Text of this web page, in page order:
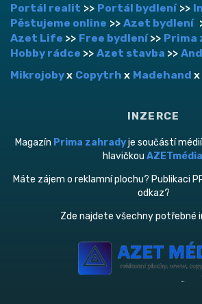
Portál realit >> Portál bydlení>>
Pěstujeme online >> Azet bydlení
Azet Life >> Free bydlení>> Prima
Hobby rádce >> Azet stavba >>
Mikrojobyx Copytrh x Madehand x
INZERCE
Magazín Prima zahradyje součástí
hlavičkou AZETmédia
Máte zájem o reklamní plochu? Publikaci
odkaz?
Zde najdete všechny potřebné